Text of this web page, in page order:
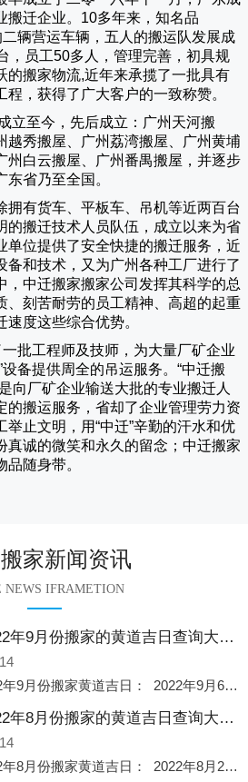
搬迁企业。10多年来，知名品
二辆营运车辆，五人的搬运队发展成
，员工50多人，管理完善，初具规
的搬家物流,近年来承揽了一批具有
，获得了广大客户的一致称赞。
立至今，先后成立：广州天河搬
越秀搬屋、广州荔湾搬屋、广州黄埔
州白云搬屋、广州番禺搬屋，并逐步
省乃至全国。
拥有货车、平板车、吊机等近两百台
的搬迁技术人员队伍，成立以来为省
单位提供了安全快捷的搬迁服务，近
备和技术，又为广州各种工厂进行了
中迁搬家搬家公司发挥其科学的总
、刻苦耐劳的员工精神、高超的起重
度这些综合优势。
一批工程师及技师，为大量厂矿企业
备提供周全的吊运服务。“中迁搬
向厂矿企业输送大批的专业搬迁人
的搬运服务，省却了企业管理劳力资
举止文明，用“中迁”辛勤的汗水和优
真诚的微笑和永久的留念； 中迁搬家
随身带。
家新闻资讯
NEWS IFRAMETION
富锦2022年9月份搬家的黄道吉日查询大全一览表哪天适合搬家好日子
富锦2022年9月份搬家黄道吉日： 2022年9月6日 「星期二」 农历八月十一2022年9月12日 「星期一」 农历八月十七2022年9月16日 「星期五」 农历八月廿一2022年9月2
富锦2022年8月份搬家的黄道吉日查询大全一览表哪天适合搬家好日子
富锦2022年8月份搬家黄道吉日： 2022年8月2日 「星期二」 农历七月初五2022年8月6日 「星期六」 农历七月初九2022年8月8日 「星期一」 农历七月十一2022年8月10日 「